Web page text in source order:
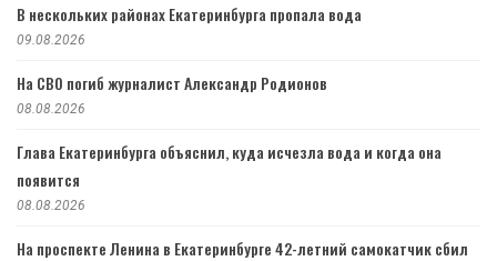
В нескольких районах Екатеринбурга пропала вода
09.08.2026
На СВО погиб журналист Александр Родионов
08.08.2026
Глава Екатеринбурга объяснил, куда исчезла вода и когда она
появится
08.08.2026
На проспекте Ленина в Екатеринбурге 42-летний самокатчик сбил